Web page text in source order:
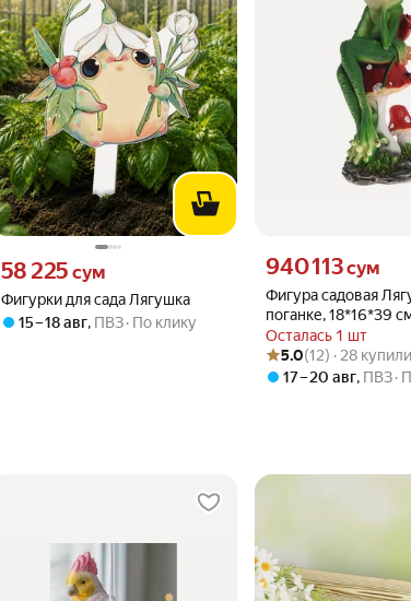
Фигурки для сада Лягушка
Цена 58225 сум вместо
58 225 сум
15 – 18 авг, ПВЗ По клику
Фигура садовая
поганке, 18*16*39
123495/F338
Осталась 1 шт
Цена 940113 сум вместо
940 113сум
Рейтинг товара: 5.0 из 5
Оценок: (12) · 28 купили
5.0(12) · 28 купили
17 – 20 авг, ПВЗ